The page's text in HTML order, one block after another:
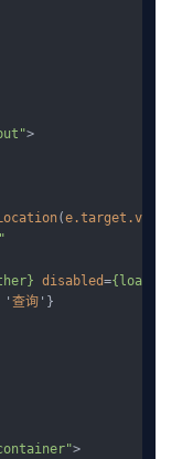
>
(e.target.value
disabled=
' 查询 '}
>